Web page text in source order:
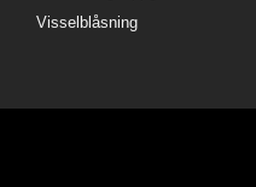
Visselblåsning